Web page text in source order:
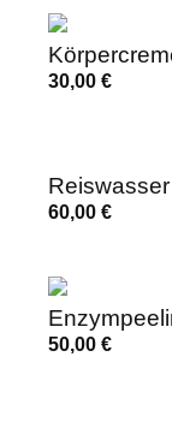
30,00 €
60,00 €
50,00 €